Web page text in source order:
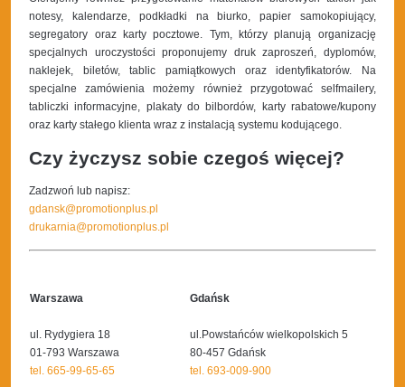
notesy, kalendarze, podkładki na biurko, papier samokopiujący,
segregatory oraz karty pocztowe. Tym, którzy planują organizację
specjalnych uroczystości proponujemy druk zaproszeń, dyplomów,
naklejek, biletów, tablic pamiątkowych oraz identyfikatorów. Na
specjalne zamówienia możemy również przygotować selfmailery,
tabliczki informacyjne, plakaty do bilbordów, karty rabatowe/kupony
oraz karty stałego klienta wraz z instalacją systemu kodującego.
Czy życzysz sobie czegoś więcej?
Zadzwoń lub napisz:
gdansk@promotionplus.pl
drukarnia@promotionplus.pl
Warszawa
ul. Rydygiera 18
01-793 Warszawa
tel. 665-99-65-65
Gdańsk
ul.Powstańców wielkopolskich 5
80-457 Gdańsk
tel. 693-009-900